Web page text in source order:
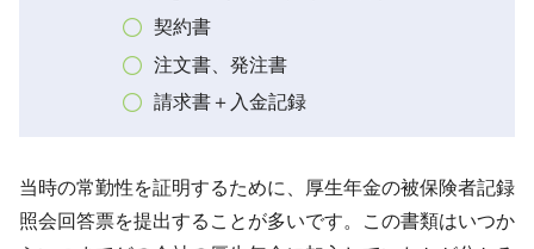
契約書
注文書、発注書
請求書＋入金記録
当時の常勤性を証明するために、厚生年金の被保険者記録
照会回答票を提出することが多いです。この書類はいつか